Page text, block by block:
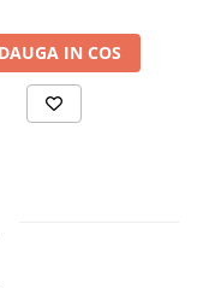
IN COS